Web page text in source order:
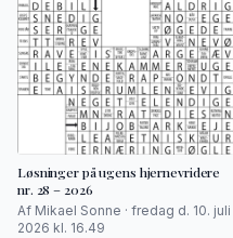
Løsninger på ugens hjernevridere
nr. 28 – 2026
Af Mikael Sonne · fredag d. 10. juli
2026 kl. 16.49